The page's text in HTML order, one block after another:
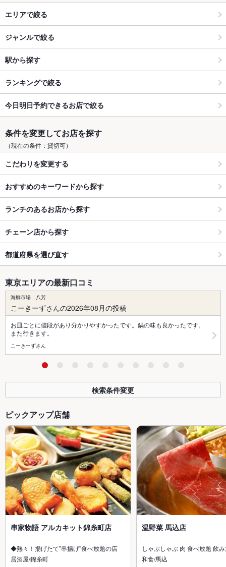
エリアで絞る
ジャンルで絞る
駅から探す
ランキングで絞る
今日明日予約できるお店で絞る
条件を変更してお店を探す
（現在の条件：貸切可）
こだわりを変更する
おすすめのキーワードから探す
ランチのあるお店から探す
チェーン店から探す
都道府県を選び直す
東京エリアの最新口コミ
海鮮市場 八芳
こーきーずさんの2026年08月の投稿
お皿ごとに値段があり分かりやすかったです。鍋の味も良かったです。
また行きます。
こーきーずさん
検索条件変更
ピックアップ店舗
串家物語 アルカキット錦糸町店
◆熱々！揚げたて”串揚げ”食べ放題の店
居酒屋/錦糸町
温野菜 馬込店
しゃぶしゃぶ 肉 食べ放題 飲
和食/馬込